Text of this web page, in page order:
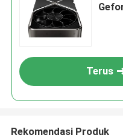
Terus
Rekomendasi Produk